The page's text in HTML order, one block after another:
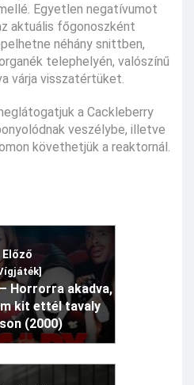
Egyetlen negatívumot
aktuális főgonoszként
néhány snittben,
telephelyén, valószínű
várja visszatértüket.
a Cackleberry
veszélybe, illetve
követhetjük a reaktornál.
Előző
Horrorra akadva,
kit ettél tavaly
(2000)